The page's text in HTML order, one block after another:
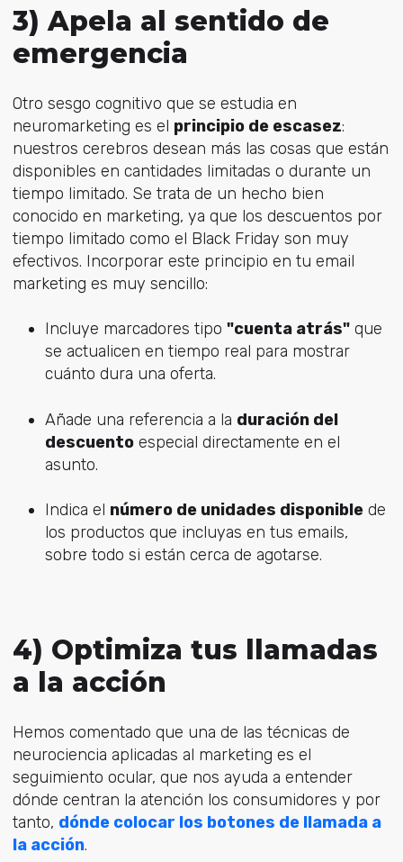
3) Apela al sentido de
emergencia
Otro sesgo cognitivo que se estudia en
neuromarketing es el principio de escasez:
nuestros cerebros desean más las cosas que están
disponibles en cantidades limitadas o durante un
tiempo limitado. Se trata de un hecho bien
conocido en marketing, ya que los descuentos por
tiempo limitado como el Black Friday son muy
efectivos. Incorporar este principio en tu email
marketing es muy sencillo:
Incluye marcadores tipo "cuenta atrás"que
se actualicen en tiempo real para mostrar
cuánto dura una oferta.
Añade una referencia a la duración del
descuentoespecial directamente en el
asunto.
Indica el número de unidades disponiblede
los productos que incluyas en tus emails,
sobre todo si están cerca de agotarse.
4) Optimiza tus llamadas
a la acción
Hemos comentado que una de las técnicas de
neurociencia aplicadas al marketing es el
seguimiento ocular, que nos ayuda a entender
dónde centran la atención los consumidores y por
tanto, dónde colocar los botones de llamada a
la acción.